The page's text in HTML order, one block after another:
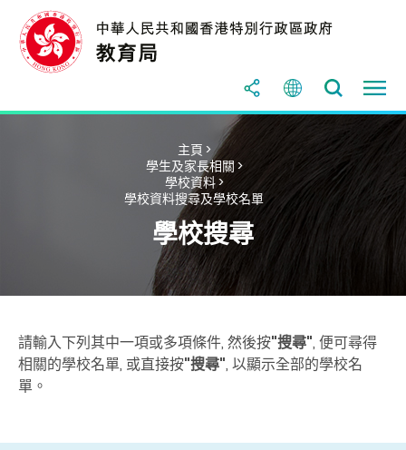
主頁 >
學生及家長相關 >
學校資料 >
學校資料搜尋及學校名單
學校搜尋
請輸入下列其中一項或多項條件, 然後按"搜尋", 便可尋得
相關的學校名單, 或直接按"搜尋", 以顯示全部的學校名
單。